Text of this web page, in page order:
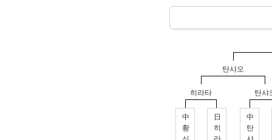
탄샤오
히라타
中
황
日
히
탄샤
中
탄